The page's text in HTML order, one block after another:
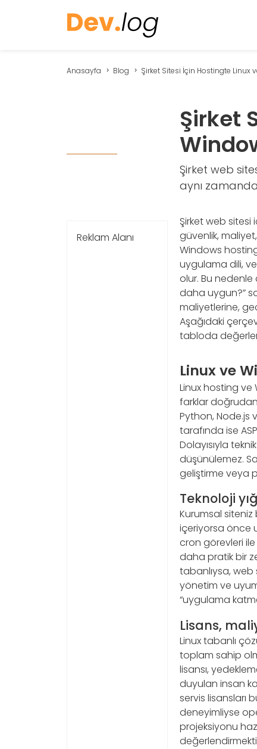
Anasayfa Blog Şirket Sitesi İçin Hostingte Linux
Şirket
Şirket web
aynı
Reklam Alanı
Şirket web sitesi
güvenlik,
Windows
uygulama dili,
olur. Bu
daha uygun?”
maliyetlerine,
Aşağıdaki
tabloda
Linux ve
Linux hosting ve
farklar
Python, Node.js
tarafında ise
Dolayısıyla
düşünülemez.
geliştirme veya
Teknoloji
Kurumsal
içeriyorsa önce
cron görevleri ile
daha pratik bir
tabanlıysa,
yönetim ve
“uygulama
Lisans,
Linux tabanlı
toplam sahip
lisansı,
duyulan insan
servis lisansları
deneyimliyse
projeksiyonu